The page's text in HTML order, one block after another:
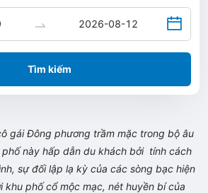
Tìm kiếm
gái Đông phương trầm mặc trong bộ âu
phố này hấp dẫn du khách bởi tính cách
sự đối lập lạ kỳ của các sòng bạc hiện
khu phố cổ mộc mạc, nét huyền bí của